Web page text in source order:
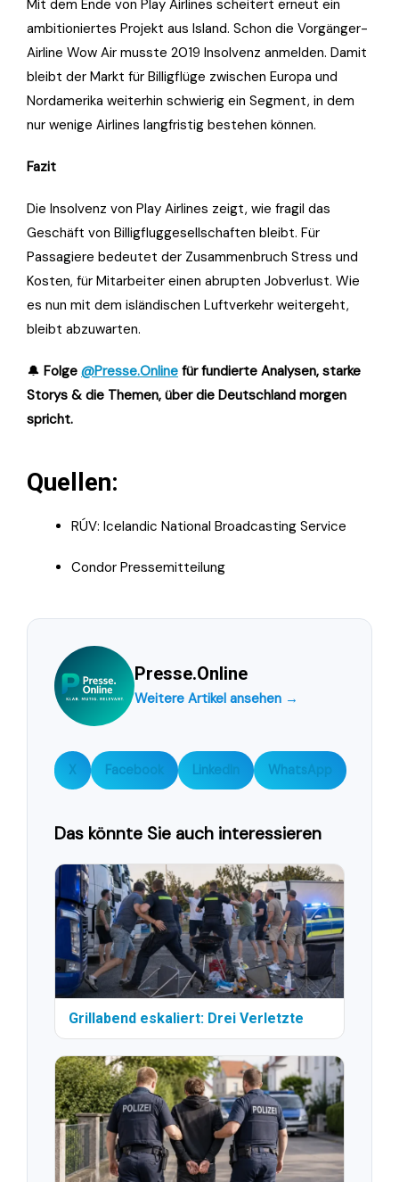
Mit dem Ende von Play Airlines scheitert erneut ein
ambitioniertes Projekt aus Island. Schon die Vorgänger-
Airline Wow Air musste 2019 Insolvenz anmelden. Damit
bleibt der Markt für Billigflüge zwischen Europa und
Nordamerika weiterhin schwierig ein Segment, in dem
nur wenige Airlines langfristig bestehen können.
Fazit
Die Insolvenz von Play Airlines zeigt, wie fragil das
Geschäft von Billigfluggesellschaften bleibt. Für
Passagiere bedeutet der Zusammenbruch Stress und
Kosten, für Mitarbeiter einen abrupten Jobverlust. Wie
es nun mit dem isländischen Luftverkehr weitergeht,
bleibt abzuwarten.
🔔 Folge @Presse.Online für fundierte Analysen, starke
Storys & die Themen, über die Deutschland morgen
spricht.
Quellen:
RÚV: Icelandic National Broadcasting Service
Condor Pressemitteilung
Presse.Online
Weitere Artikel ansehen →
X Facebook LinkedIn WhatsApp
Das könnte Sie auch interessieren
Grillabend eskaliert: Drei Verletzte